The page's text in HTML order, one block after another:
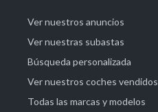
Ver nuestros anuncios
Ver nuestras subastas
Búsqueda personalizada
Ver nuestros coches vendidos
Todas las marcas y modelos